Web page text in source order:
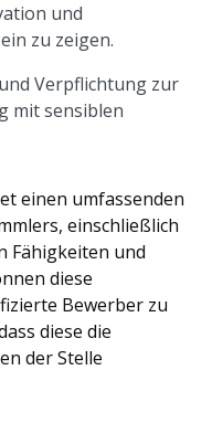
und
zu zeigen.
Verpflichtung zur
mit sensiblen
einen umfassenden
einschließlich
Fähigkeiten und
diese
Bewerber zu
diese die
der Stelle